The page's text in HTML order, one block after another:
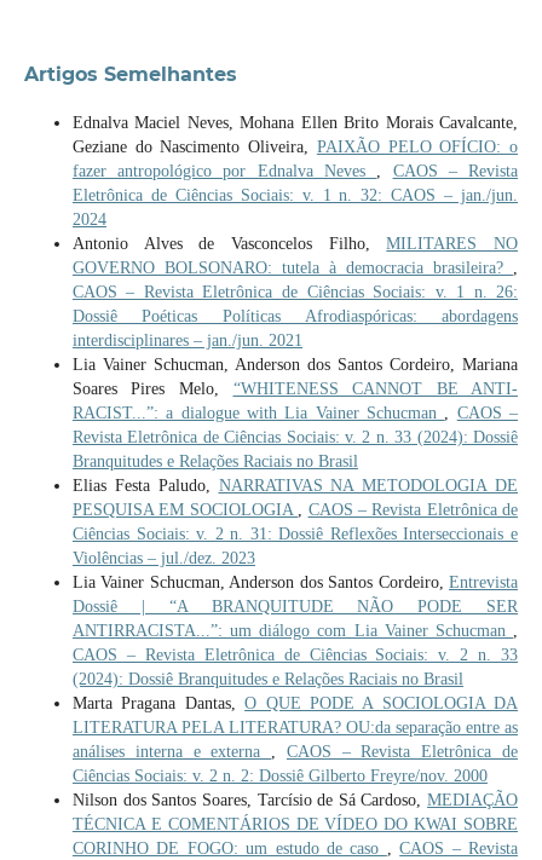
Artigos Semelhantes
Ednalva Maciel Neves, Mohana Ellen Brito Morais Cavalcante,
Geziane do Nascimento Oliveira, PAIXÃO PELO OFÍCIO: o
fazer antropológico por Ednalva Neves , CAOS – Revista
Eletrônica de Ciências Sociais: v. 1 n. 32: CAOS – jan./jun.
2024
Antonio Alves de Vasconcelos Filho,MILITARES NO
GOVERNO BOLSONARO: tutela à democracia brasileira? ,
CAOS – Revista Eletrônica de Ciências Sociais: v. 1 n. 26:
Dossiê Poéticas Políticas Afrodiaspóricas: abordagens
interdisciplinares – jan./jun. 2021
Lia Vainer Schucman, Anderson dos Santos Cordeiro, Mariana
Soares Pires Melo, “WHITENESS CANNOT BE ANTI-
RACIST...”: a dialogue with Lia Vainer Schucman , CAOS –
Revista Eletrônica de Ciências Sociais: v. 2 n. 33 (2024): Dossiê
Branquitudes e Relações Raciais no Brasil
Elias Festa Paludo, NARRATIVAS NA METODOLOGIA DE
PESQUISA EM SOCIOLOGIA , CAOS – Revista Eletrônica de
Ciências Sociais: v. 2 n. 31: Dossiê Reflexões Interseccionais e
Violências – jul./dez. 2023
Lia Vainer Schucman, Anderson dos Santos Cordeiro,Entrevista
Dossiê | “A BRANQUITUDE NÃO PODE SER
ANTIRRACISTA...”: um diálogo com Lia Vainer Schucman ,
CAOS – Revista Eletrônica de Ciências Sociais: v. 2 n. 33
(2024): Dossiê Branquitudes e Relações Raciais no Brasil
Marta Pragana Dantas,O QUE PODE A SOCIOLOGIA DA
LITERATURA PELA LITERATURA? OU:da separação entre as
análises interna e externa , CAOS – Revista Eletrônica de
Ciências Sociais: v. 2 n. 2: Dossiê Gilberto Freyre/nov. 2000
Nilson dos Santos Soares, Tarcísio de Sá Cardoso,MEDIAÇÃO
TÉCNICA E COMENTÁRIOS DE VÍDEO DO KWAI SOBRE
CORINHO DE FOGO: um estudo de caso ,CAOS – Revista